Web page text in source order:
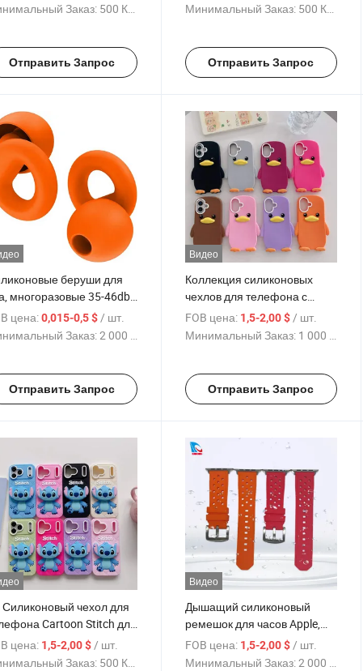
17 серии,
печать
по OEM
Заказ: 500 Куски
Отправить Запрос
для iPhone 17 серии, мягкий
продажа различных цветов
Минимальный Заказ: 500 Куски
Отправить Запрос
беруши для
многоразовые 35-46db
для снижения шума,
защита слуха
цена:0,015-0,5 $/ шт.
Заказ:2 000 Куски
Отправить Запрос
Видео
Коллекция силиконовых
чехлов для телефона с
милой уткой для iPhone 17
серии оптовая продажа с
FOB цена: 1,5-2,00 $/ шт.
Минимальный Заказ: 1 000 Куски
Отправить Запрос
Силиконовый чехол для
Cartoon Stitch для
17 PRO Max, мягкий
чехол с
цена: 1,5-2,00 $ / шт.
Заказ: 500 Куски
Видео
Дышащий силиконовый
ремешок для часов Apple,
спортивный заменяемый
ремень с индивидуальным
FOB цена: 1,5-2,00 $ / шт.
Минимальный Заказ:2 000 Куски